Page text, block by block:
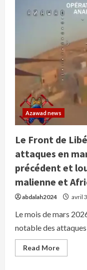
de
l’armée
à
Kidal
contre
les
forces
et
l’Africa
Corps
russe
Azawad news
Le Front de
attaques en
précédent et
malienne et
abdalah2024 avril
Le mois de mars
notable des attaques
Read MoreRead
more